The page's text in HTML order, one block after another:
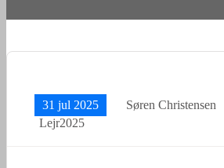
31 jul 2025 Søren Christensen
Lejr2025